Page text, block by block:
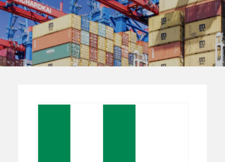
进口预申报ENS
产品符合性COC
关于我们
SEARCH